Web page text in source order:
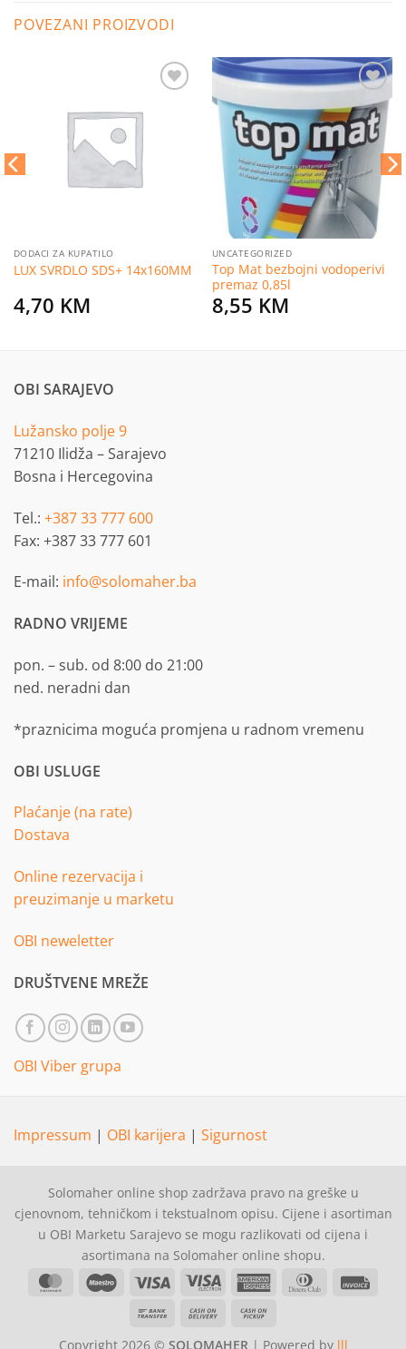
POVEZANI PROIZVODI
DODACI ZA KUPATILO
LUX SVRDLO SDS+ 14x160MM
4,70 KM
Dodaj
na
listu
želja
UNCATEGORIZED
Top Mat bezbojni vodoperivi
premaz 0,85l
8,55 KM
OBI SARAJEVO
Lužansko polje 9
71210 Ilidža – Sarajevo
Bosna i Hercegovina
Tel.: +387 33 777 600
Fax: +387 33 777 601
E-mail: info@solomaher.ba
RADNO VRIJEME
pon. – sub. od 8:00 do 21:00
ned. neradni dan
*praznicima moguća promjena u radnom vremenu
OBI USLUGE
Plaćanje (na rate)
Dostava
Online rezervacija i
preuzimanje u marketu
OBI neweletter
DRUŠTVENE MREŽE
OBI Viber grupa
Impressum | OBI karijera | Sigurnost
Solomaher online shop zadržava pravo na greške u
cjenovnom, tehničkom i tekstualnom opisu. Cijene i asortiman
u OBI Marketu Sarajevo se mogu razlikovati od cijena i
asortimana na Solomaher online shopu.
MasterCardMaestro Visa
Visa
American Dinners
Bank
Cash
Copyright 2026 © SOLOMAHER | Powered by lll